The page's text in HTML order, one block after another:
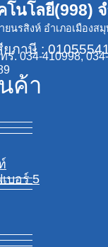
นโลยี(998)
นรสิงห์ อำเภอเมืองส
ยภาษี :
ร. 034-410998,
ค้า
บอร์ 5